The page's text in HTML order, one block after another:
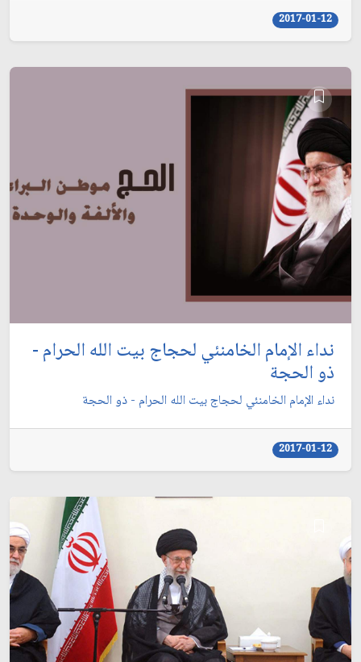
2017-01-12
نداء الإمام الخامنئي لحجاج بيت الله الحرام -
ذو الحجة
نداء الإمام الخامنئي لحجاج بيت الله الحرام - ذو الحجة
2017-01-12